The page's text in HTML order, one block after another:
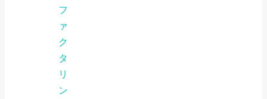
フ
ァ
ク
タ
リ
ン